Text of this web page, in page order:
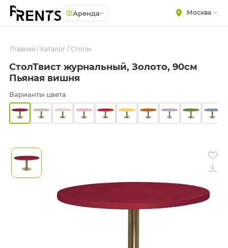
Аренда Москва
МЕБЕЛЬ
ПОСУДА
КРУПНОГАБАРИТНЫЙ
ДЕКОР
ГОТОВЫЕ РЕШЕНИЯ
ОСВЕЩЕНИЕ
Стулья
Пуфы
Главная / Каталог / Столы
СтолТвист журнальный, Золото, 90см
Пьяная вишня
Варианты цвета